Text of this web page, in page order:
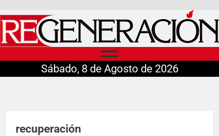
Sábado, 8 de Agosto de 2026
recuperación